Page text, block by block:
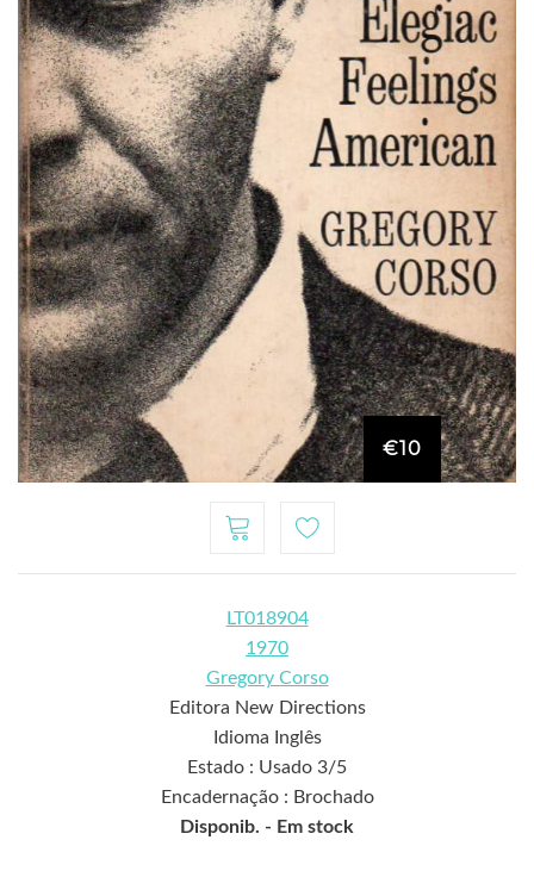
€10
LT018904
1970
Gregory Corso
Editora New Directions
Idioma Inglês
Estado : Usado 3/5
Encadernação : Brochado
Disponib. - Em stock